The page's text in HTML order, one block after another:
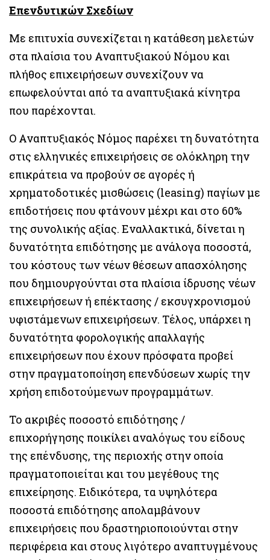
Επενδυτικών Σχεδίων
Με επιτυχία συνεχίζεται η κατάθεση μελετών
στα πλαίσια του Αναπτυξιακού Νόμου και
πλήθος επιχειρήσεων συνεχίζουν να
επωφελούνται από τα αναπτυξιακά κίνητρα
που παρέχονται.
Ο Αναπτυξιακός Νόμος παρέχει τη δυνατότητα
στις ελληνικές επιχειρήσεις σε ολόκληρη την
επικράτεια να προβούν σε αγορές ή
χρηματοδοτικές μισθώσεις (leasing) παγίων με
επιδοτήσεις που φτάνουν μέχρι και στο 60%
της συνολικής αξίας. Εναλλακτικά, δίνεται η
δυνατότητα επιδότησης με ανάλογα ποσοστά,
του κόστους των νέων θέσεων απασχόλησης
που δημιουργούνται στα πλαίσια ίδρυσης νέων
επιχειρήσεων ή επέκτασης / εκσυγχρονισμού
υφιστάμενων επιχειρήσεων. Τέλος, υπάρχει η
δυνατότητα φορολογικής απαλλαγής
επιχειρήσεων που έχουν πρόσφατα προβεί
στην πραγματοποίηση επενδύσεων χωρίς την
χρήση επιδοτούμενων προγραμμάτων.
Το ακριβές ποσοστό επιδότησης /
επιχορήγησης ποικίλει αναλόγως του είδους
της επένδυσης, της περιοχής στην οποία
πραγματοποιείται και του μεγέθους της
επιχείρησης. Ειδικότερα, τα υψηλότερα
ποσοστά επιδότησης απολαμβάνουν
επιχειρήσεις που δραστηριοποιούνται στην
περιφέρεια και στους λιγότερο αναπτυγμένους